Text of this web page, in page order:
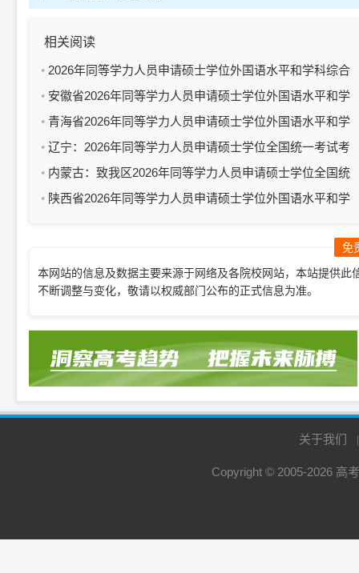
相关阅读
2026年同等学力人员申请硕士学位外国语水平和学科综合
水平全国统一考试（山西考区）温馨提示
安徽省2026年同等学力人员申请硕士学位外国语水平和学
科综合水平全国统一考试温馨提示
青海省2026年同等学力人员申请硕士学位外国语水平和学
科综合水平全国统一考试考前提示
辽宁：2026年同等学力人员申请硕士学位全国统一考试考
前提醒
内蒙古：致我区2026年同等学力人员申请硕士学位全国统
考考生的一封信
陕西省2026年同等学力人员申请硕士学位外国语水平和学
免
本网站的信息及数据主要来源于网络及各院校网站，本站提供
不断调整与变化，敬请以权威部门公布的正式信息为准。
关于我们
Copyright © 2005-2026 高